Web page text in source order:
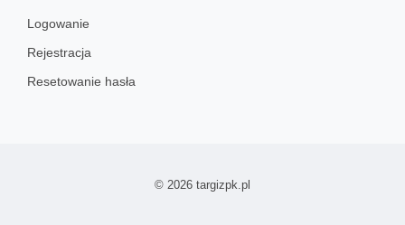
Logowanie
Rejestracja
Resetowanie hasła
© 2026 targizpk.pl